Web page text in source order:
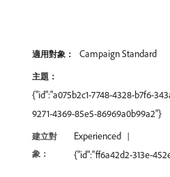
適用對象： Campaign Standard
主題：
{"id":"a075b2c1-7748-4328-b7f6-
9271-4369-85e5-86969a0b99a2"}
建立對
象：
Experienced
{"id":"ff6a42d2-313e-